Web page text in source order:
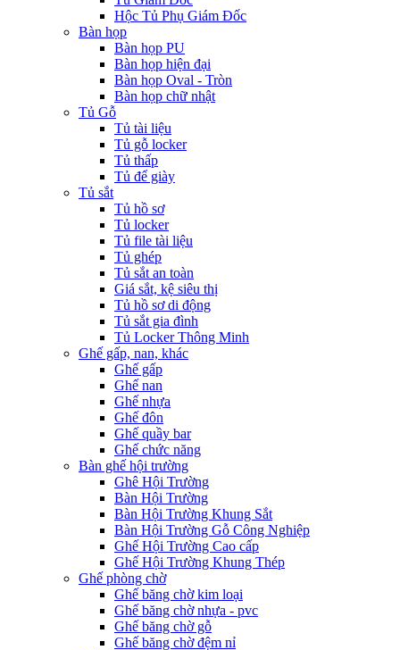
Hộc Tủ Phụ Giám Đốc
Bàn họp
Bàn họp PU
Bàn họp hiện đại
Bàn họp Oval - Tròn
Bàn họp chữ nhật
Tủ Gỗ
Tủ tài liệu
Tủ gỗ locker
Tủ thấp
Tủ để giày
Tủ sắt
Tủ hồ sơ
Tủ locker
Tủ file tài liệu
Tủ ghép
Tủ sắt an toàn
Giá sắt, kệ siêu thị
Tủ hồ sơ di động
Tủ sắt gia đình
Tủ Locker Thông Minh
Ghế gấp, nan, khác
Ghế gấp
Ghế nan
Ghế nhựa
Ghế đôn
Ghế quầy bar
Ghế chức năng
Bàn ghế hội trường
Ghê Hội Trường
Bàn Hội Trường
Bàn Hội Trường Khung Sắt
Bàn Hội Trường Gỗ Công Nghiệp
Ghế Hội Trường Cao cấp
Ghế Hội Trường Khung Thép
Ghế phòng chờ
Ghế băng chờ kim loại
Ghế băng chờ nhựa - pvc
Ghế băng chờ gỗ
Ghế băng chờ đệm nỉ